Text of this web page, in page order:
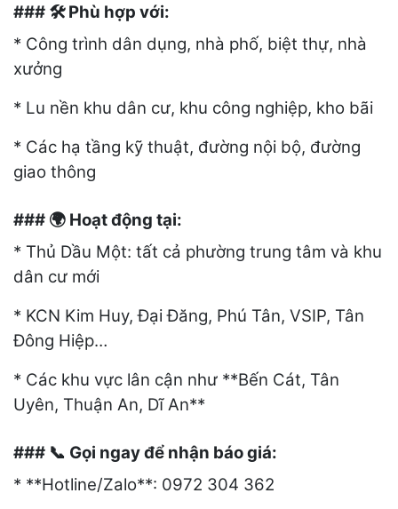
### 🛠️ Phù hợp với:
* Công trình dân dụng, nhà phố, biệt thự, nhà
xưởng
* Lu nền khu dân cư, khu công nghiệp, kho bãi
* Các hạ tầng kỹ thuật, đường nội bộ, đường
giao thông
### 🌍 Hoạt động tại:
* Thủ Dầu Một: tất cả phường trung tâm và khu
dân cư mới
* KCN Kim Huy, Đại Đăng, Phú Tân, VSIP, Tân
Đông Hiệp…
* Các khu vực lân cận như **Bến Cát, Tân
Uyên, Thuận An, Dĩ An**
### 📞 Gọi ngay để nhận báo giá:
* **Hotline/Zalo**: 0972 304 362